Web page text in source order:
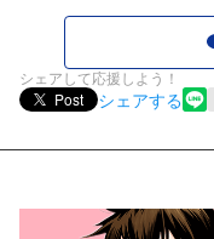
シェアして応援しよう！
Post
シェアする